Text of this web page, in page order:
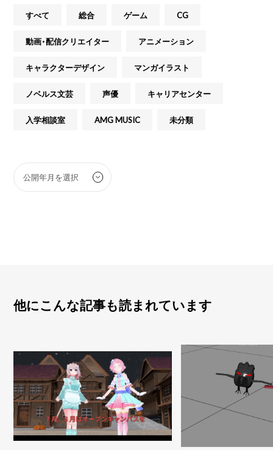
すべて 総合 ゲーム CG
動画・配信クリエイター アニメーション
キャラクターデザイン マンガイラスト
ノベルス文芸 声優 キャリアセンター
入学相談室 AMG MUSIC 未分類
他にこんな記事も読まれています